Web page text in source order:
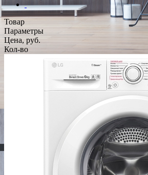
Товар
Параметры
Цена, руб.
Кол-во